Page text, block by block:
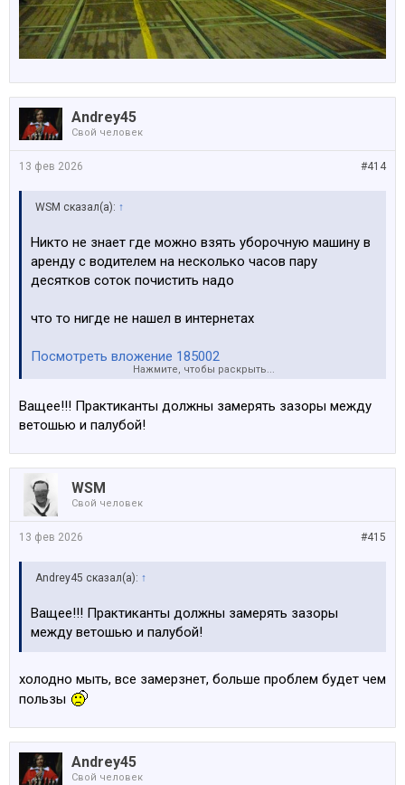
Andrey45
Свой человек
#414
13 фев 2026
WSM сказал(а): ↑
Никто не знает где можно взять уборочную машину в
аренду с водителем на несколько часов пару
десятков соток почистить надо
что то нигде не нашел в интернетах
Посмотреть вложение 185002
Посмотреть вложение 185003
Нажмите, чтобы раскрыть...
Ващее!!! Практиканты должны замерять зазоры между
ветошью и палубой!
WSM
Свой человек
#415
13 фев 2026
Andrey45 сказал(а): ↑
Ващее!!! Практиканты должны замерять зазоры
между ветошью и палубой!
холодно мыть, все замерзнет, больше проблем будет чем
пользы
Andrey45
Свой человек